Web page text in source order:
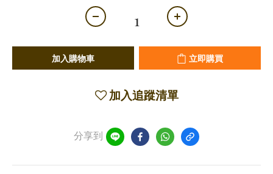
加入購物車 立即購買
加入追蹤清單
分享到